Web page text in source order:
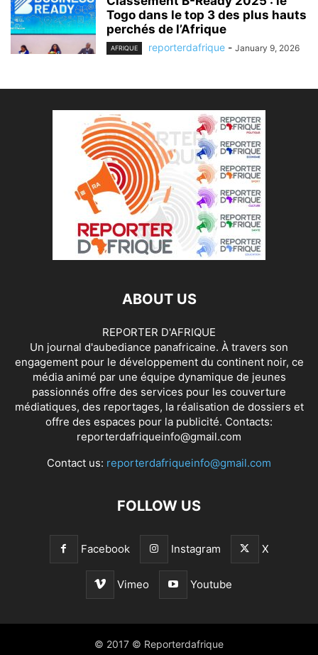
Togo dans le top 3 des plus hauts
perchés de l’Afrique
AFRIQUE reporterdafrique - January 9, 2026
ABOUT US
REPORTER D'AFRIQUE
Un journal d'aubediance panafricaine. À travers son
engagement pour le développement du continent noir, ce
média animé par une équipe dynamique de jeunes
passionnés offre des services pour les couverture
médiatiques, des reportages, la réalisation de dossiers et
offre des espaces pour la publicité. Contacts:
reporterdafriqueinfo@gmail.com
Contact us: reporterdafriqueinfo@gmail.com
FOLLOW US
Facebook Instagram X
Vimeo Youtube
© 2017 © Reporterdafrique